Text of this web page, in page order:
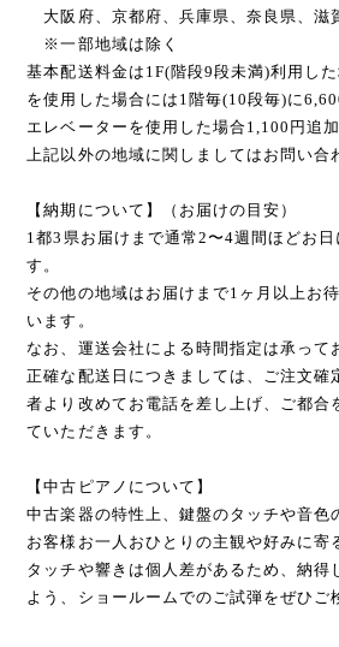
大阪府、京都府、兵庫県、奈良県、
※一部地域は除く
基本配送料金は1F(階段9段未満)利用し
を使用した場合には1階毎(10段毎)に
エレベーターを使用した場合1,100円追加
上記以外の地域に関しましてはお問い合
【納期について】（お届けの目安）
1都3県お届けまで通常2〜4週間ほどお
す。
その他の地域はお届けまで1ヶ月以上お
います。
なお、運送会社による時間指定は承って
正確な配送日につきましては、ご注文確
者より改めてお電話を差し上げ、ご都合
ていただきます。
【中古ピアノについて】
中古楽器の特性上、鍵盤のタッチや音色
お客様お一人おひとりの主観や好みに寄
タッチや響きは個人差があるため、納得
よう、ショールームでのご試弾をぜひご